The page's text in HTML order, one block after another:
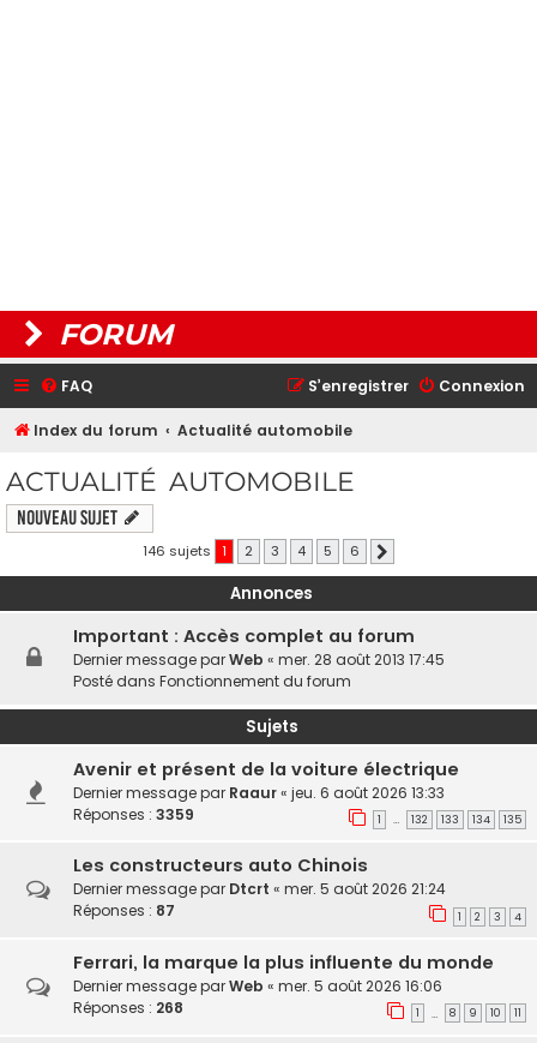
FORUM
FAQ Connexion
S’enregistrer
Index du forum Actualité automobile
ACTUALITÉ AUTOMOBILE
Nouveau sujet
146 sujets 1 2 3 4 5 6
Annonces
Important : Accès complet au forum
Dernier message parWeb « mer. 28 août 2013 17:45
Posté dans Fonctionnement du forum
Sujets
Avenir et présent de la voiture électrique
Dernier message par Raaur« jeu. 6 août 2026 13:33
Réponses : 3359 1 … 132 133 134 135
Les constructeurs auto Chinois
Dernier message par Dtcrt « mer. 5 août 2026 21:24
Réponses : 87 1 2 3 4
Ferrari, la marque la plus influente du monde
Dernier message parWeb « mer. 5 août 2026 16:06
Réponses : 268 1 … 8 9 10 11